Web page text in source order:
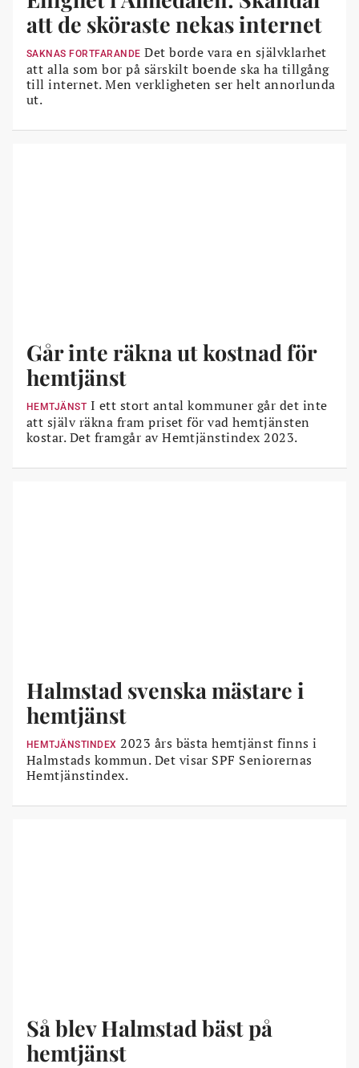
för möten mellan kommuner, privata utförare och
leverantörer av välfärdsteknik. Insatser för att underlätta
göras.
(Ur rapporten ”Hemtjänstindex 2022”)
att de sköraste nekas internet
SAKNAS FORTFARANDE Det borde vara en självklarhet
att alla som bor på särskilt boende ska ha tillgång
till internet. Men verkligheten ser helt annorlunda
ut.
Går inte räkna ut kostnad för
hemtjänst
HEMTJÄNST I ett stort antal kommuner går det inte
att själv räkna fram priset för vad hemtjänsten
kostar. Det framgår av Hemtjänstindex 2023.
Halmstad svenska mästare i
hemtjänst
HEMTJÄNSTINDEX 2023 års bästa hemtjänst finns i
Halmstads kommun. Det visar SPF Seniorernas
Hemtjänstindex.
Så blev Halmstad bäst på
hemtjänst